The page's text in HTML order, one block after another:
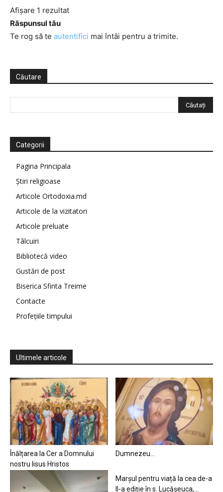
Afișare 1 rezultat
Răspunsul tău
Te rog să te autentifici mai întâi pentru a trimite.
Căutare
Categorii
Pagina Principala
Știri religioase
Articole Ortodoxia.md
Articole de la vizitatori
Articole preluate
Tâlcuiri
Bibliotecă video
Gustări de post
Biserica Sfinta Treime
Contacte
Profețiile timpului
Ultimele articole
Înălțarea la Cer a Domnului
nostru Iisus Hristos
Dumnezeu…
Marșul pentru viață la cea de-a
II-a ediție în s. Lucășeuca,...